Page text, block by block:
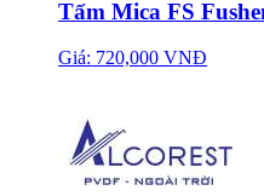
Tấm Mica FS
Giá: 720,000 VNĐ